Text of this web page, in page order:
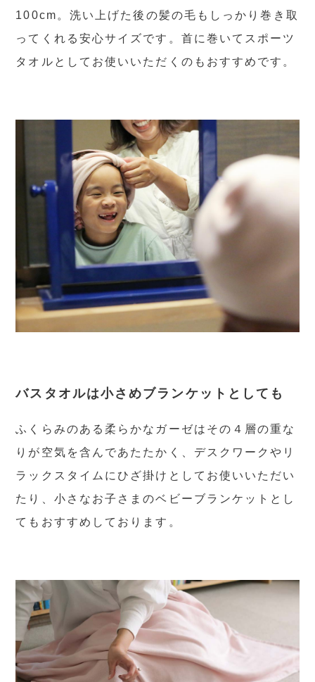
100cm。洗い上げた後の髪の毛もしっかり巻き取
ってくれる安心サイズです。首に巻いてスポーツ
タオルとしてお使いいただくのもおすすめです。
バスタオルは小さめブランケットとしても
ふくらみのある柔らかなガーゼはその４層の重な
りが空気を含んであたたかく、デスクワークやリ
ラックスタイムにひざ掛けとしてお使いいただい
たり、小さなお子さまのベビーブランケットとし
てもおすすめしております。